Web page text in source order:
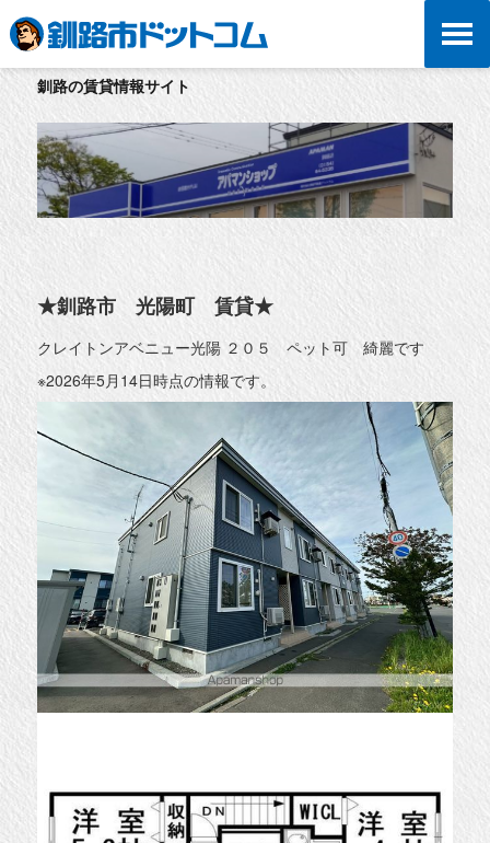
釧路の賃貸情報サイト
★釧路市 光陽町 賃貸★
クレイトンアベニュー光陽 ２０５ ペット可 綺麗です
※2026年5月14日時点の情報です。